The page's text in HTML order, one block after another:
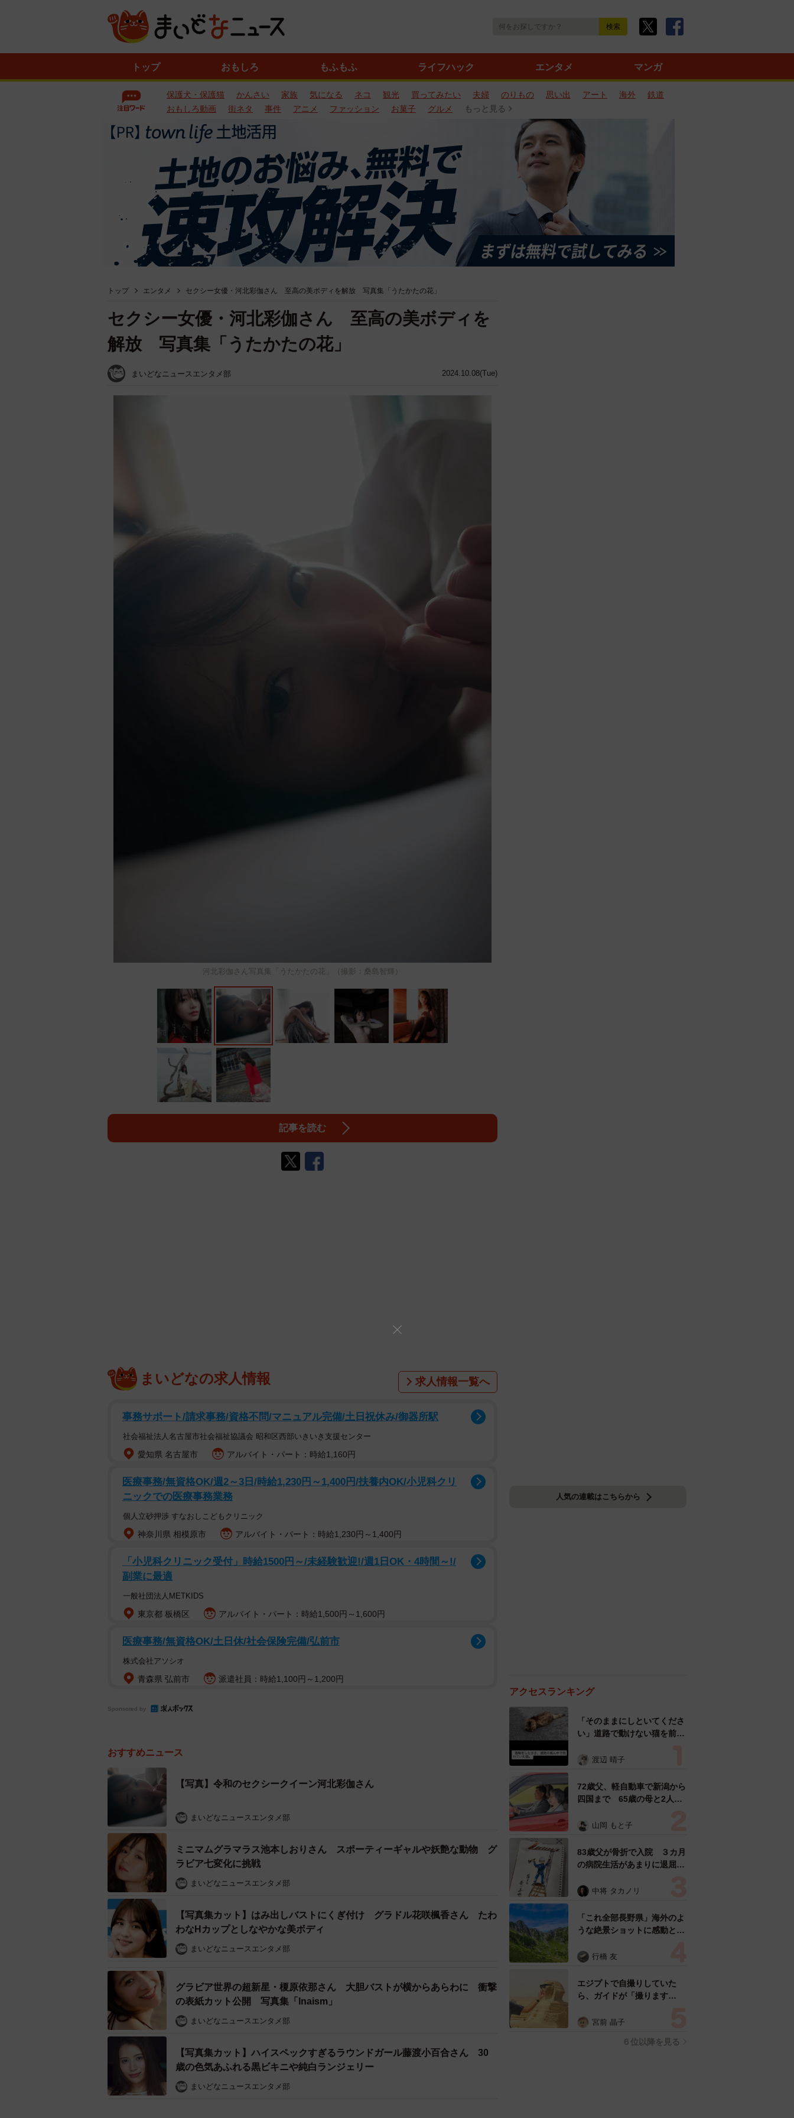
トップ おもしろ もふもふ ライフハック エンタメ マンガ
保護犬・保護猫 かんさい 家族 気になる ネコ 観光 買ってみたい 夫婦 のりもの 思い出 アート 海外
鉄道
おもしろ動画
街ネタ 事件 アニメ ファッション お菓子 グルメ もっと見る
トップ エンタメ セクシー女優・河北彩伽さん 至高の美ボディを解放 写真集「うたかたの花」
2024.10.08(Tue)
セクシー女優・河北彩伽さん 至高の美ボディを
解放 写真集「うたかたの花」
まいどなニュースエンタメ部
河北彩伽さん写真集「うたかたの花」（撮影：桑島智輝）
記事を読む
まいどなの求人情報 求人情報一覧へ
事務サポート/請求事務/資格不問/マニュアル完備/土日祝休み/御器所駅
社会福祉法人名古屋市社会福祉協議会 昭和区西部いきいき支援センター
愛知県 名古屋市 アルバイト・パート：時給1,160円
医療事務/無資格OK/週2～3日/時給1,230円～1,400円/扶養内OK/小児科クリ
ニックでの医療事務業務
個人立砂押渉 すなおしこどもクリニック
神奈川県 相模原市 アルバイト・パート：時給1,230円～1,400円
「小児科クリニック受付」時給1500円～/未経験歓迎!/週1日OK・4時間～!/
副業に最適
一般社団法人METKIDS
東京都 板橋区 アルバイト・パート：時給1,500円～1,600円
医療事務/無資格OK/土日休/社会保険完備/弘前市
株式会社アソシオ
青森県 弘前市 派遣社員：時給1,100円～1,200円
Sponsored by
おすすめニュース
【写真】令和のセクシークイーン河北彩伽さん
まいどなニュースエンタメ部
ミニマムグラマラス池本しおりさん スポーティーギャルや妖艶な動物 グ
ラビア七変化に挑戦
まいどなニュースエンタメ部
【写真集カット】はみ出しバストにくぎ付け グラドル花咲楓香さん たわ
わなHカップとしなやかな美ボディ
まいどなニュースエンタメ部
グラビア世界の超新星・榎原依那さん 大胆バストが横からあらわに 衝撃
の表紙カット公開 写真集「Inaism」
まいどなニュースエンタメ部
【写真集カット】ハイスペックすぎるラウンドガール藤渡小百合さん 30
歳の色気あふれる黒ビキニや純白ランジェリー
まいどなニュースエンタメ部
人気の連載はこちらから
アクセスランキング
「そのままにしといてくださ
い」道路で動けない猫を前に
ようとした4日間 「命の重
表の訴え
渡辺 晴子
72歳父、軽自動車で新潟から
四国まで 65歳の母と2人で
憩まで分刻み… 「大学生で
山岡 もと子
83歳父が骨折で入院 ３カ月
の病院生活があまりに退屈で
い！」→スケッチブックを見
すよ…」
中将 タカノリ
「これ全部長野県」海外のよ
うな絶景ショットに感動と反
ったんだって気づいた」
行橋 友
エジプトで自撮りしていた
ら、ガイドが「撮ります
取っていたら……スマホを返
カモ代表かも」「私は6時間
宮前 晶子
６位以降を見る